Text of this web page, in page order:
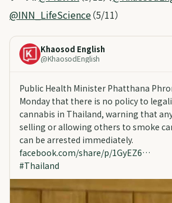
@INN_LifeScience（5/11）
Khaosod English
@KhaosodEnglish
Public Health Minister Phatthana
Monday that there is no policy to
cannabis in Thailand, warning that
selling or allowing others to smoke
can be arrested immediately.
facebook.com/share/p/1GyEZ6…
#Thailand